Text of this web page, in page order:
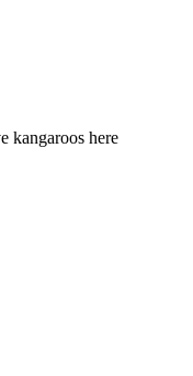
kangaroos here